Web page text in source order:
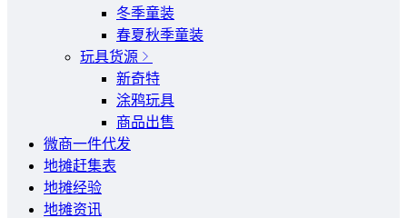
冬季童装
春夏秋季童装
玩具货源
新奇特
涂鸦玩具
商品出售
微商一件代发
地摊赶集表
地摊经验
地摊资讯